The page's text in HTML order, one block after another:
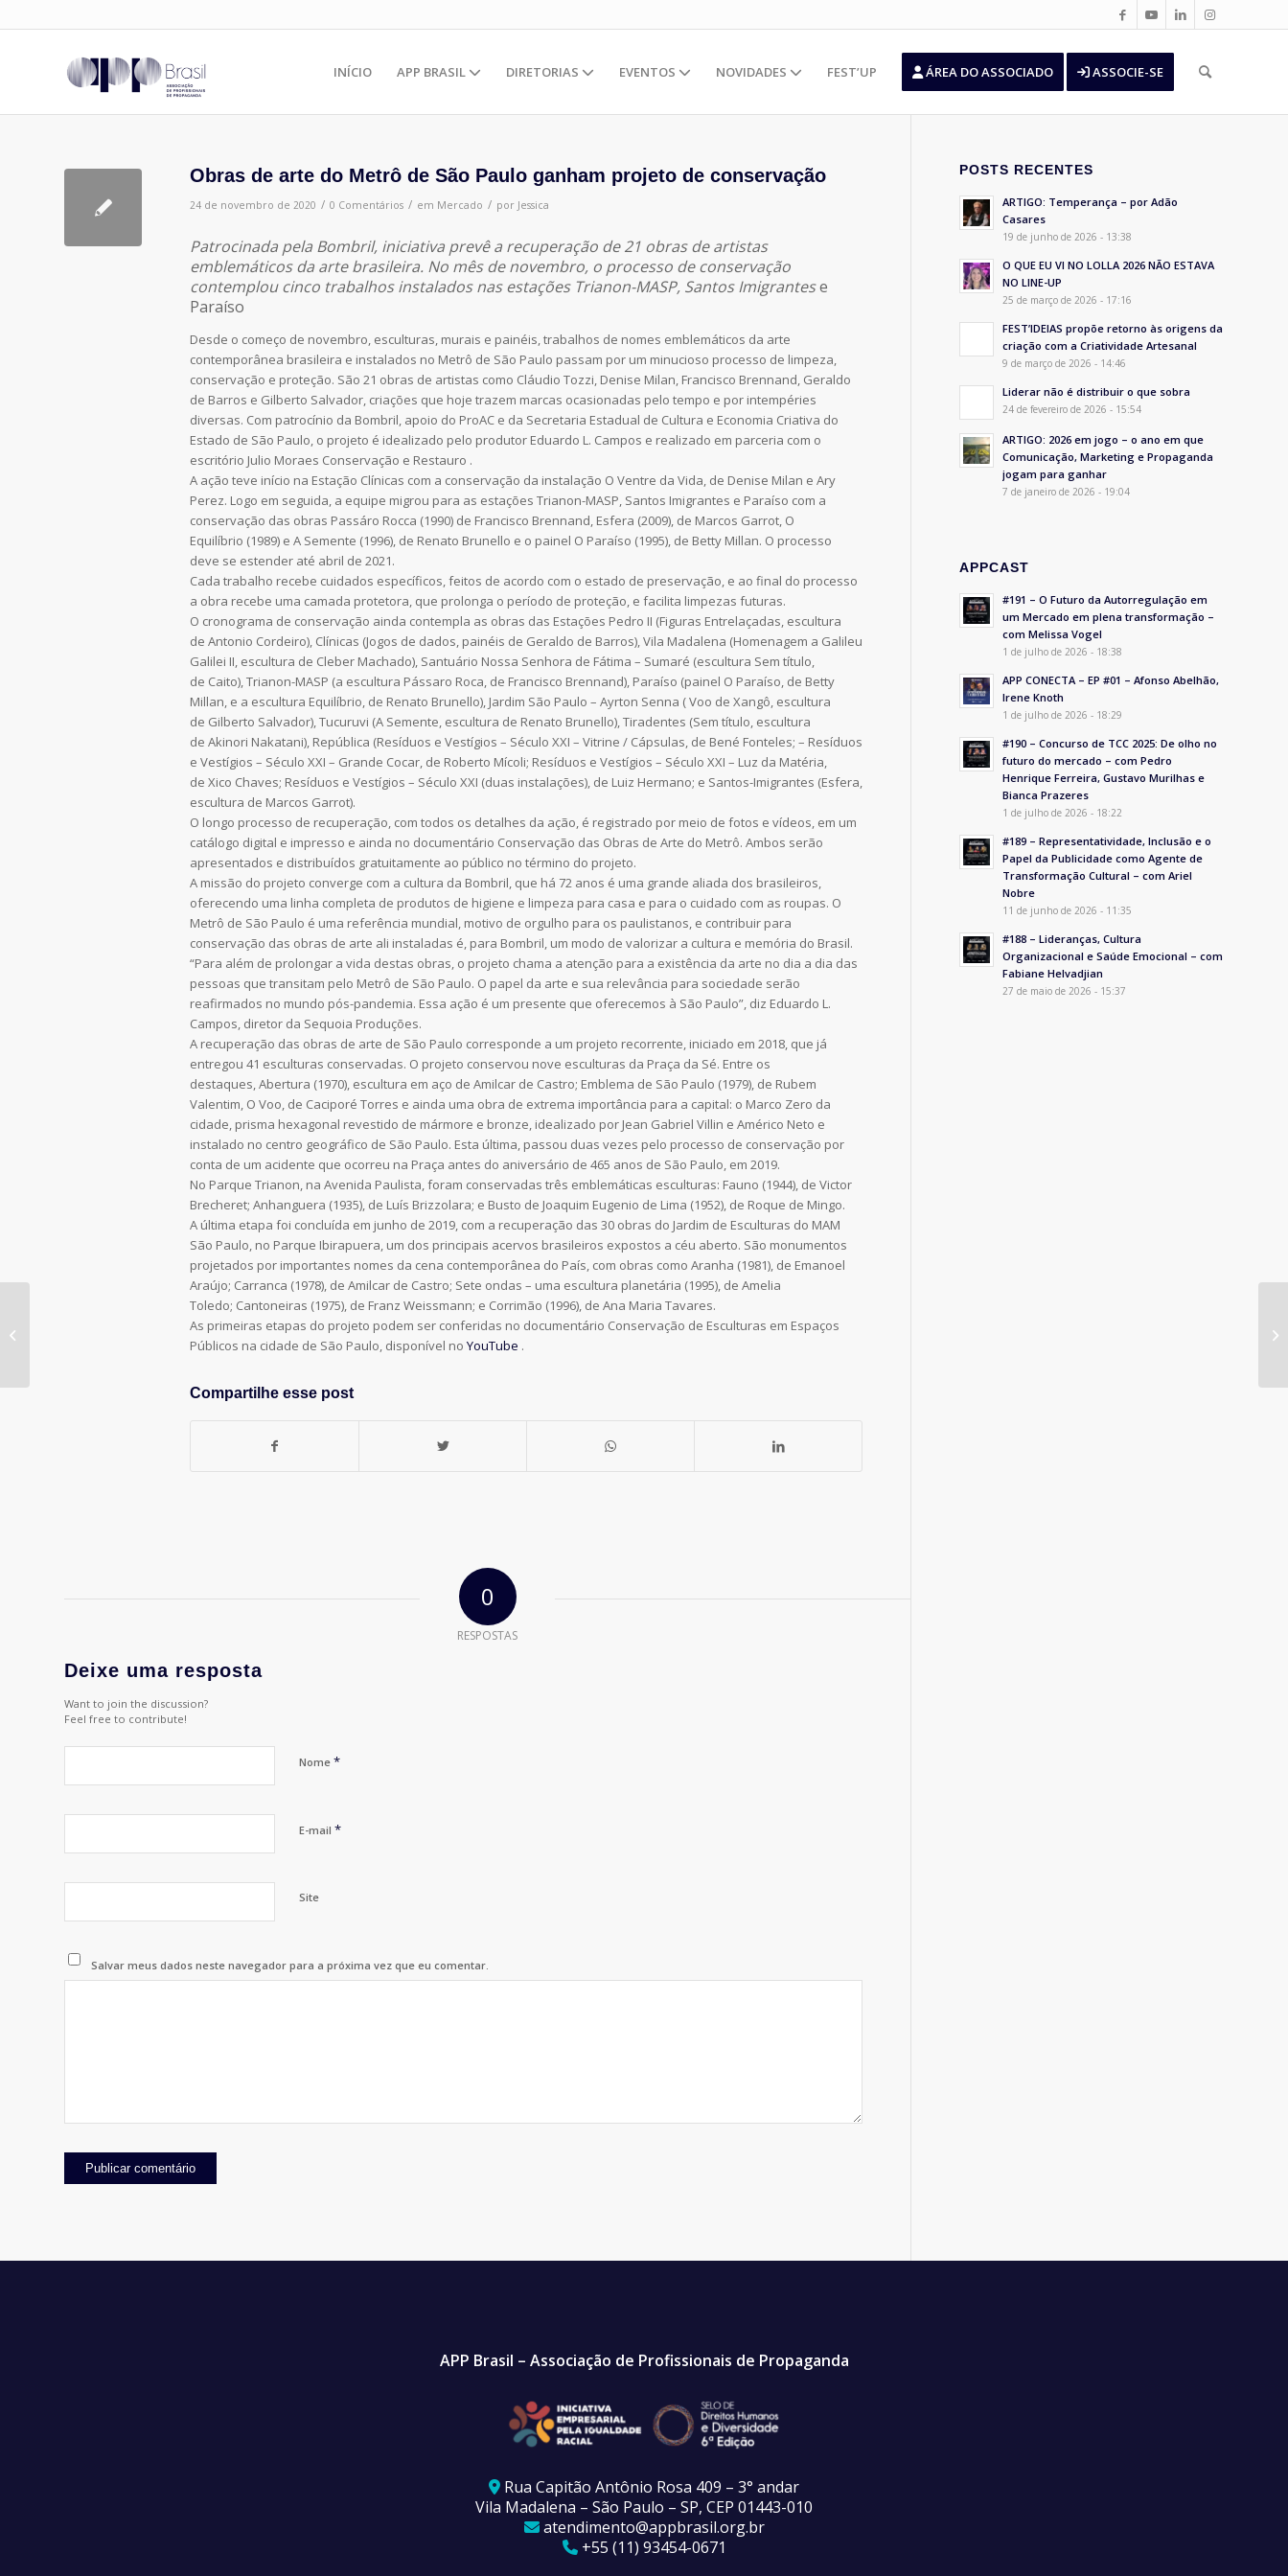
INÍCIO APP BRASIL DIRETORIAS EVENTOS NOVIDADES FEST’UP ÁREA DO ASSOCIADO ASSOCIE-SE
Obras de arte do Metrô de São Paulo ganham projeto de conservação
24 de novembro de 2020 / 0 Comentários / em Mercado / por Jessica
Patrocinada pela Bombril, iniciativa prevê a recuperação de 21 obras de artistas
emblemáticos da arte brasileira. No mês de novembro, o processo de conservação
contemplou cinco trabalhos instalados nas estações Trianon-MASP, Santos Imigrantese
Paraíso
Desde o começo de novembro, esculturas, murais e painéis, trabalhos de nomes emblemáticos da arte
contemporânea brasileira e instalados no Metrô de São Paulo passam por um minucioso processo de limpeza,
conservação e proteção. São 21 obras de artistas como Cláudio Tozzi, Denise Milan, Francisco Brennand, Geraldo
de Barros e Gilberto Salvador, criações que hoje trazem marcas ocasionadas pelo tempo e por intempéries
diversas. Com patrocínio da Bombril, apoio do ProAC e da Secretaria Estadual de Cultura e Economia Criativa do
Estado de São Paulo, o projeto é idealizado pelo produtor Eduardo L. Campos e realizado em parceria com o
escritório Julio Moraes Conservação e Restauro .
A ação teve início na Estação Clínicas com a conservação da instalação O Ventre da Vida, de Denise Milan e Ary
Perez. Logo em seguida, a equipe migrou para as estações Trianon-MASP, Santos Imigrantes e Paraíso com a
conservação das obras Passáro Rocca (1990) de Francisco Brennand, Esfera (2009), de Marcos Garrot, O
Equilíbrio (1989) e A Semente (1996), de Renato Brunello e o painel O Paraíso (1995), de Betty Millan. O processo
deve se estender até abril de 2021.
Cada trabalho recebe cuidados específicos, feitos de acordo com o estado de preservação, e ao final do processo
a obra recebe uma camada protetora, que prolonga o período de proteção, e facilita limpezas futuras.
O cronograma de conservação ainda contempla as obras das Estações Pedro II (Figuras Entrelaçadas, escultura
de Antonio Cordeiro), Clínicas (Jogos de dados, painéis de Geraldo de Barros), Vila Madalena (Homenagem a Galileu
Galilei II, escultura de Cleber Machado), Santuário Nossa Senhora de Fátima – Sumaré (escultura Sem título,
de Caito), Trianon-MASP (a escultura Pássaro Roca, de Francisco Brennand), Paraíso (painel O Paraíso, de Betty
Millan, e a escultura Equilíbrio, de Renato Brunello), Jardim São Paulo – Ayrton Senna ( Voo de Xangô, escultura
de Gilberto Salvador), Tucuruvi (A Semente, escultura de Renato Brunello), Tiradentes (Sem título, escultura
de Akinori Nakatani), República (Resíduos e Vestígios – Século XXI – Vitrine / Cápsulas, de Bené Fonteles; – Resíduos
e Vestígios – Século XXI – Grande Cocar, de Roberto Mícoli; Resíduos e Vestígios – Século XXI – Luz da Matéria,
de Xico Chaves; Resíduos e Vestígios – Século XXI (duas instalações), de Luiz Hermano; e Santos-Imigrantes (Esfera,
escultura de Marcos Garrot).
O longo processo de recuperação, com todos os detalhes da ação, é registrado por meio de fotos e vídeos, em um
catálogo digital e impresso e ainda no documentário Conservação das Obras de Arte do Metrô. Ambos serão
apresentados e distribuídos gratuitamente ao público no término do projeto.
A missão do projeto converge com a cultura da Bombril, que há 72 anos é uma grande aliada dos brasileiros,
oferecendo uma linha completa de produtos de higiene e limpeza para casa e para o cuidado com as roupas. O
Metrô de São Paulo é uma referência mundial, motivo de orgulho para os paulistanos, e contribuir para
conservação das obras de arte ali instaladas é, para Bombril, um modo de valorizar a cultura e memória do Brasil.
“Para além de prolongar a vida destas obras, o projeto chama a atenção para a existência da arte no dia a dia das
pessoas que transitam pelo Metrô de São Paulo. O papel da arte e sua relevância para sociedade serão
reafirmados no mundo pós-pandemia. Essa ação é um presente que oferecemos à São Paulo”, diz Eduardo L.
Campos, diretor da Sequoia Produções.
A recuperação das obras de arte de São Paulo corresponde a um projeto recorrente, iniciado em 2018, que já
entregou 41 esculturas conservadas. O projeto conservou nove esculturas da Praça da Sé. Entre os
destaques, Abertura (1970), escultura em aço de Amilcar de Castro; Emblema de São Paulo (1979), de Rubem
Valentim, O Voo, de Caciporé Torres e ainda uma obra de extrema importância para a capital: o Marco Zero da
cidade, prisma hexagonal revestido de mármore e bronze, idealizado por Jean Gabriel Villin e Américo Neto e
instalado no centro geográfico de São Paulo. Esta última, passou duas vezes pelo processo de conservação por
conta de um acidente que ocorreu na Praça antes do aniversário de 465 anos de São Paulo, em 2019.
No Parque Trianon, na Avenida Paulista, foram conservadas três emblemáticas esculturas: Fauno (1944), de Victor
Brecheret; Anhanguera (1935), de Luís Brizzolara; e Busto de Joaquim Eugenio de Lima (1952), de Roque de Mingo.
A última etapa foi concluída em junho de 2019, com a recuperação das 30 obras do Jardim de Esculturas do MAM
São Paulo, no Parque Ibirapuera, um dos principais acervos brasileiros expostos a céu aberto. São monumentos
projetados por importantes nomes da cena contemporânea do País, com obras como Aranha (1981), de Emanoel
Araújo; Carranca (1978), de Amilcar de Castro; Sete ondas – uma escultura planetária (1995), de Amelia
Toledo; Cantoneiras (1975), de Franz Weissmann; e Corrimão (1996), de Ana Maria Tavares.
As primeiras etapas do projeto podem ser conferidas no documentário Conservação de Esculturas em Espaços
Públicos na cidade de São Paulo, disponível no YouTube .
Compartilhe esse post
0
RESPOSTAS
Deixe uma resposta
Want to join the discussion?
Feel free to contribute!
Nome *
E-mail *
Site
Salvar meus dados neste navegador para a próxima vez que eu comentar.
POSTS RECENTES
ARTIGO: Temperança – por Adão
Casares
19 de junho de 2026 - 13:38
O QUE EU VI NO LOLLA 2026 NÃO ESTAVA
NO LINE-UP
25 de março de 2026 - 17:16
FEST’IDEIAS propõe retorno às origens da
criação com a Criatividade Artesanal
9 de março de 2026 - 14:46
Liderar não é distribuir o que sobra
24 de fevereiro de 2026 - 15:54
ARTIGO: 2026 em jogo – o ano em que
Comunicação, Marketing e Propaganda
jogam para ganhar
7 de janeiro de 2026 - 19:04
APPCAST
#191 – O Futuro da Autorregulação em
um Mercado em plena transformação –
com Melissa Vogel
1 de julho de 2026 - 18:38
APP CONECTA – EP #01 – Afonso Abelhão,
Irene Knoth
1 de julho de 2026 - 18:29
#190 – Concurso de TCC 2025: De olho no
futuro do mercado – com Pedro
Henrique Ferreira, Gustavo Murilhas e
Bianca Prazeres
1 de julho de 2026 - 18:22
#189 – Representatividade, Inclusão e o
Papel da Publicidade como Agente de
Transformação Cultural – com Ariel
Nobre
11 de junho de 2026 - 11:35
#188 – Lideranças, Cultura
Organizacional e Saúde Emocional – com
Fabiane Helvadjian
27 de maio de 2026 - 15:37
APP Brasil – Associação de Profissionais de Propaganda
Rua Capitão Antônio Rosa 409 – 3° andar
Vila Madalena – São Paulo – SP, CEP 01443-010
atendimento@appbrasil.org.br
+55 (11) 93454-0671
CCXP Worlds anuncia Artists’ Valley